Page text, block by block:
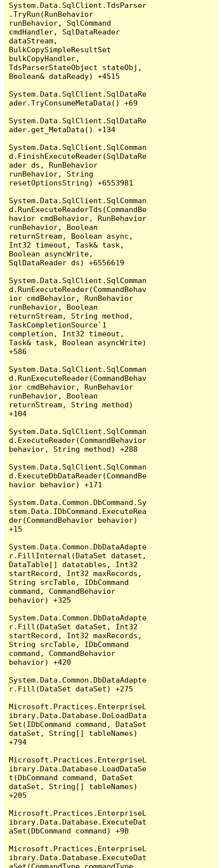
System.Data.SqlClient.TdsParser
.TryRun(RunBehavior
runBehavior, SqlCommand
cmdHandler, SqlDataReader
dataStream,
BulkCopySimpleResultSet
bulkCopyHandler,
TdsParserStateObject stateObj,
Boolean& dataReady) +4515
System.Data.SqlClient.SqlDataRe
ader.TryConsumeMetaData() +69
System.Data.SqlClient.SqlDataRe
ader.get_MetaData() +134
System.Data.SqlClient.SqlComman
d.FinishExecuteReader(SqlDataRe
ader ds, RunBehavior
runBehavior, String
resetOptionsString) +6553981
System.Data.SqlClient.SqlComman
d.RunExecuteReaderTds(CommandBe
havior cmdBehavior, RunBehavior
runBehavior, Boolean
returnStream, Boolean async,
Int32 timeout, Task& task,
Boolean asyncWrite,
SqlDataReader ds) +6556619
System.Data.SqlClient.SqlComman
d.RunExecuteReader(CommandBehav
ior cmdBehavior, RunBehavior
runBehavior, Boolean
returnStream, String method,
TaskCompletionSource`1
completion, Int32 timeout,
Task& task, Boolean asyncWrite)
+586
System.Data.SqlClient.SqlComman
d.RunExecuteReader(CommandBehav
ior cmdBehavior, RunBehavior
runBehavior, Boolean
returnStream, String method)
+104
System.Data.SqlClient.SqlComman
d.ExecuteReader(CommandBehavior
behavior, String method) +288
System.Data.SqlClient.SqlComman
d.ExecuteDbDataReader(CommandBe
havior behavior) +171
System.Data.Common.DbCommand.Sy
stem.Data.IDbCommand.ExecuteRea
der(CommandBehavior behavior)
+15
System.Data.Common.DbDataAdapte
r.FillInternal(DataSet dataset,
DataTable[] datatables, Int32
startRecord, Int32 maxRecords,
String srcTable, IDbCommand
command, CommandBehavior
behavior) +325
System.Data.Common.DbDataAdapte
r.Fill(DataSet dataSet, Int32
startRecord, Int32 maxRecords,
String srcTable, IDbCommand
command, CommandBehavior
behavior) +420
System.Data.Common.DbDataAdapte
r.Fill(DataSet dataSet) +275
Microsoft.Practices.EnterpriseL
ibrary.Data.Database.DoLoadData
Set(IDbCommand command, DataSet
dataSet, String[] tableNames)
+794
Microsoft.Practices.EnterpriseL
ibrary.Data.Database.LoadDataSe
t(DbCommand command, DataSet
dataSet, String[] tableNames)
+205
Microsoft.Practices.EnterpriseL
ibrary.Data.Database.ExecuteDat
aSet(DbCommand command) +90
Microsoft.Practices.EnterpriseL
ibrary.Data.Database.ExecuteDat
aSet(CommandType commandType,